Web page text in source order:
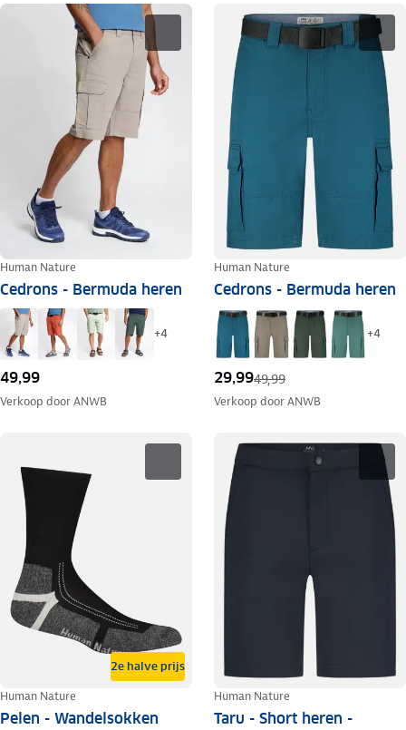
Human Nature
Cedrons - Bermuda heren
+4
49,99
Verkoop doorANWB
Human Nature
Cedrons - Bermuda heren
+4
29,9949,99
Verkoop doorANWB
2e halve prijs
Human Nature
Pelen - Wandelsokken
Human Nature
Taru - Short heren -